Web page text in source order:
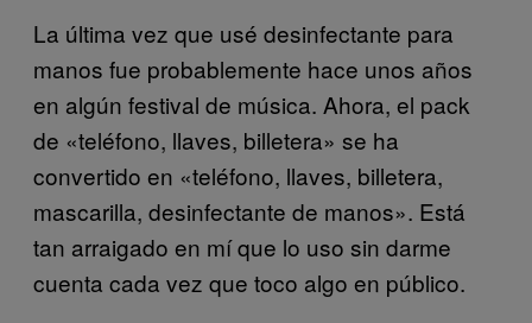
La última vez que usé desinfectante para
manos fue probablemente hace unos años
en algún festival de música. Ahora, el pack
de «teléfono, llaves, billetera» se ha
convertido en «teléfono, llaves, billetera,
mascarilla, desinfectante de manos». Está
tan arraigado en mí que lo uso sin darme
cuenta cada vez que toco algo en público.